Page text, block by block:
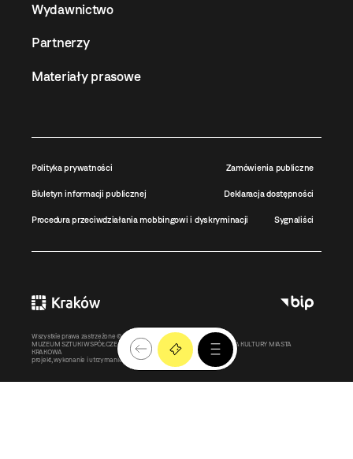
Wydawnictwo
Partnerzy
Materiały prasowe
Polityka prywatności Zamówienia publiczne
Biuletyn informacji publicznej Deklaracja dostępności
Procedura przeciwdziałania mobbingowi i dyskryminacji Sygnaliści
Wszystkie prawa zastrzeżone ©MOCAK
2011-2026
MUZEUM SZTUKI WSPÓŁCZESNEJ W KRAKOWIE MOCAK – INSTYTUCJA KULTURY MIASTA
KRAKOWA
projekt, wykonanie i utrzymanie:
Bonjour.pl